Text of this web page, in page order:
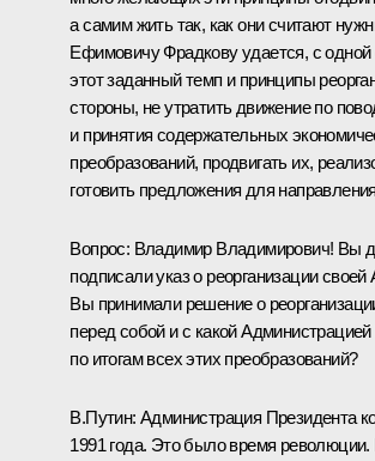
а самим жить так, как они считают
Ефимовичу Фрадкову удается, с
этот заданный темп и принципы
стороны, не утратить движение по
и принятия содержательных
преобразований, продвигать их,
готовить предложения для
Вопрос: Владимир Владимирович! Вы
подписали указ о реорганизации
Вы принимали решение о
перед собой и с какой
по итогам всех этих преобразований?
В.Путин: Администрация Президента
1991 года. Это было время